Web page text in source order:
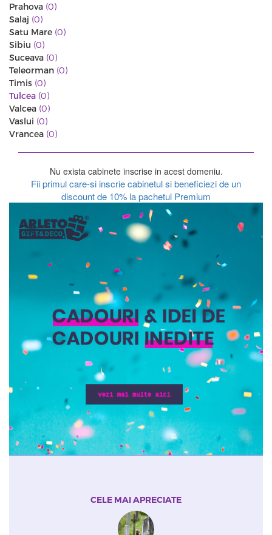
Prahova (0)
Salaj (0)
Satu Mare (0)
Sibiu (0)
Suceava (0)
Teleorman (0)
Timis (0)
Tulcea (0)
Valcea (0)
Vaslui (0)
Vrancea (0)
Nu exista cabinete inscrise in acest domeniu.
Fii primul care-si inscrie cabinetul si beneficiezi de un
discount de 10% la pachetul Premium
CELE MAI APRECIATE